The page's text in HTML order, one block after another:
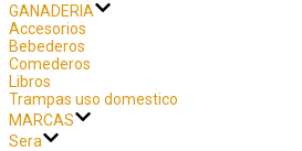
GANADERIA
Accesorios
Bebederos
Comederos
Libros
Trampas uso domestico
MARCAS
Sera